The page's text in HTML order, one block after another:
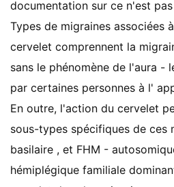
documentation sur ce n'est
Types de migraines associées
cervelet comprennent la
sans le phénomène de l'aura -
par certaines personnes à l'
En outre, l'action du cervelet
sous-types spécifiques de ces
basilaire , et FHM -
hémiplégique familiale